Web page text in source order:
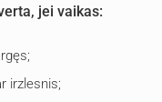
jei vaikas:
irzlesnis;